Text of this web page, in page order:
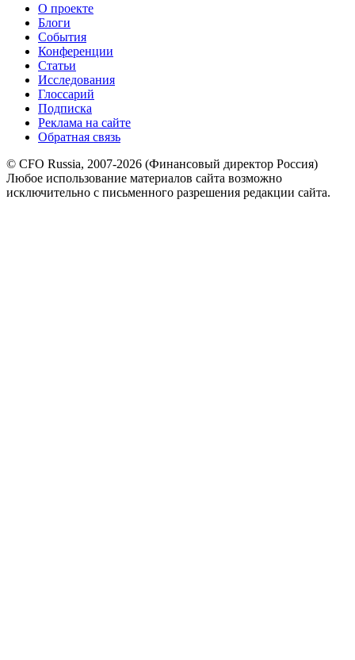
О проекте
Блоги
События
Конференции
Статьи
Исследования
Глоссарий
Подписка
Реклама на сайте
Обратная связь
© CFO Russia, 2007-2026 (Финансовый директор Россия)
Любое использование материалов сайта возможно
исключительно с письменного разрешения редакции сайта.